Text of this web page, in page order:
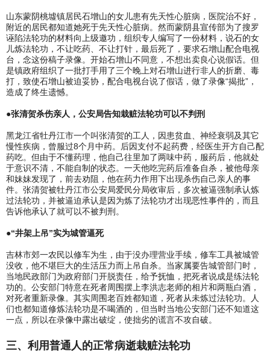
山东蒙阴桃墟镇居民石增山的女儿患有先天性心脏病，医院治不好，
附近的居民都知道她死于先天性心脏病。然而蒙阴县宣传部为了搜罗
诬陷法轮功的材料向上级邀功，组织专人编写了一份材料，说石的女
儿炼法轮功，不让吃药、不让打针，最后死了，要求石增山配合电视
台，念这份稿子录像。开始石增山不同意，不想出卖良心说假话。但
是镇政府组织了一批打手用了三个晚上对石增山进行非人的折磨、毒
打，致使石增山被迫妥协，配合电视台说了假话，做了录像“揭批”，
造成了终生遗憾。
●张清贺杀伤亲人，公安局告知栽赃法轮功可以不判刑
黑龙江省牡丹江市一个叫张清贺的工人，因患贫血、神经衰弱及其它
慢性疾病，曾服过8个月中药。后因支付不起药费，经医生开方自己配
药吃。但由于不懂药理，他自己往里加了两味中药，服药后，他就处
于意识不清，不能自制的状态。一天他吃完药后准备自杀，被他母亲
和妹妹发现了，前去劝阻，他在药力作用下出现杀伤自己亲人的事
件。张清贺被牡丹江市公安局爱民分局收审后，多次被逼强制承认炼
过法轮功，并被逼迫承认是因为炼了法轮功才出现恶性事件的，而且
告诉他承认了就可以不被判刑。
●“井架上吊”实为城管逼死
吉林市郊一农民以修车为生，由于没办理营业手续，修车工具被城管
没收，他不堪巨大的生活压力而上吊自杀。当家属要告城管部门时，
当地民政部门为政府部门开脱责任，给予抚恤，把死者说成是练法轮
功的。公安部门特意在死者周围摆上李洪志老师的相片和两瓶白酒，
对死者重新录像。其实周围老百姓都知道，死者从未炼过法轮功。人
们也都知道修炼法轮功是不喝酒的，但当时当地公安部门还不知道这
一点，所以在录像中露出破绽，使拙劣的谎言不攻自破。
三、利用普通人的正常病逝栽赃法轮功